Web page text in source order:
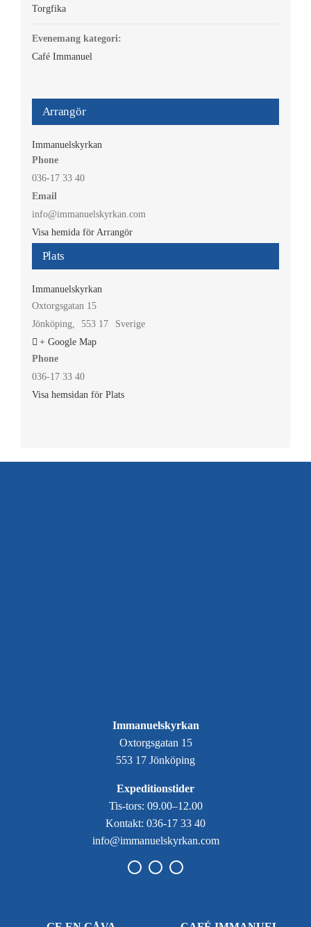
Torgfika
Evenemang kategori:
Café Immanuel
Plats
Immanuelskyrkan
Oxtorgsgatan 15
Jönköping, 553 17
Sverige
+ Google Map
Phone
036-17 33 40
Visa hemsidan för Plats
Arrangör
Immanuelskyrkan
Phone
036-17 33 40
Email
info@immanuelskyrkan.com
Visa hemida för Arrangör
Immanuelskyrkan
Oxtorgsgatan 15
553 17 Jönköping
Expeditionstider
Tis-tors: 09.00–12.00
Kontakt: 036-17 33 40
info@immanuelskyrkan.com